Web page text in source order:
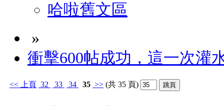
哈啦舊文區
»
衝擊600帖成功，這一次灌
<< 上頁 32 33 34 35 >> (共 35 頁)